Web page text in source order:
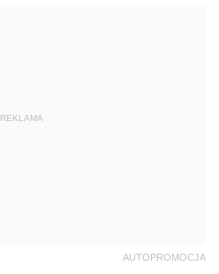
REKLAMA
AUTOPROMOCJA